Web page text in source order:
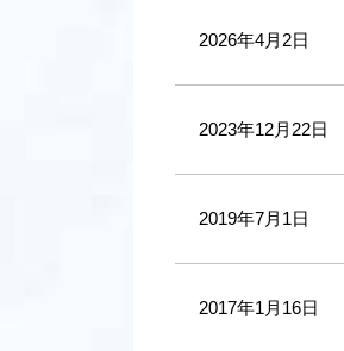
2026年4月2日
2023年12月22日
2019年7月1日
2017年1月16日